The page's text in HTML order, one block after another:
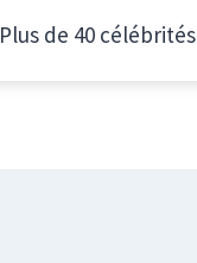
Plus de 40 célébrités